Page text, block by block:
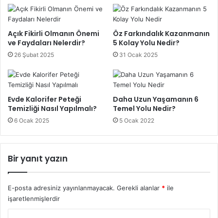
Açık Fikirli Olmanın Önemi
ve Faydaları Nelerdir?
26 Şubat 2025
Öz Farkındalık Kazanmanın
5 Kolay Yolu Nedir?
31 Ocak 2025
Evde Kalorifer Peteği
Temizliği Nasıl Yapılmalı?
6 Ocak 2025
Daha Uzun Yaşamanın 6
Temel Yolu Nedir?
5 Ocak 2022
Bir yanıt yazın
E-posta adresiniz yayınlanmayacak. Gerekli alanlar * ile
işaretlenmişlerdir